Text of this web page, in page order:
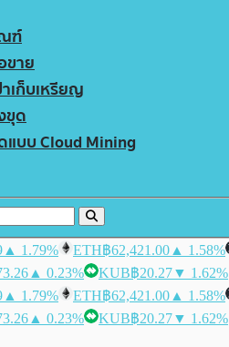
ฑ์
ขาย
าเก็บเหรียญ
ขุด
แบบ Cloud Mining
▲ 1.79% ETH฿62,421.00 ▲ 1.58%
▲ 0.23% KUB฿20.27▼ 1.62%
▲ 1.79% ETH฿62,421.00 ▲ 1.58%
▲ 0.23% KUB฿20.27▼ 1.62%